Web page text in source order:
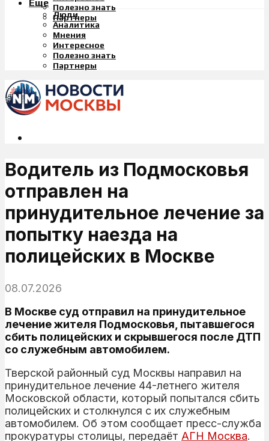
Полезно знать
Партнеры
Еще
Люди
Аналитика
Мнения
Интересное
Полезно знать
Партнеры
Водитель из Подмосковья
отправлен на
принудительное лечение за
попытку наезда на
полицейских в Москве
08.07.2026
В Москве суд отправил на принудительное
лечение жителя Подмосковья, пытавшегося
сбить полицейских и скрывшегося после ДТП
со служебным автомобилем.
Тверской районный суд Москвы направил на
принудительное лечение 44-летнего жителя
Московской области, который попытался сбить
полицейских и столкнулся с их служебным
автомобилем. Об этом сообщает пресс-служба
прокуратуры столицы, передаёт АГН Москва.